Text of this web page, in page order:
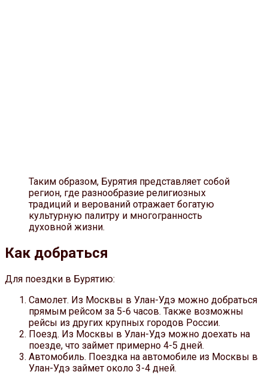
Таким образом, Бурятия представляет собой
регион, где разнообразие религиозных
традиций и верований отражает богатую
культурную палитру и многогранность
духовной жизни.
Как добраться
Для поездки в Бурятию:
Самолет. Из Москвы в Улан-Удэ можно добраться
прямым рейсом за 5-6 часов. Также возможны
рейсы из других крупных городов России.
Поезд. Из Москвы в Улан-Удэ можно доехать на
поезде, что займет примерно 4-5 дней.
Автомобиль. Поездка на автомобиле из Москвы в
Улан-Удэ займет около 3-4 дней.